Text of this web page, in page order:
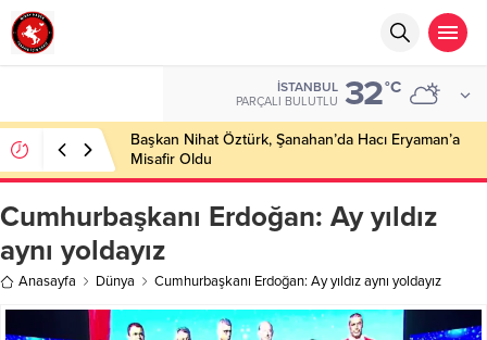
İSTANBUL
PARÇALI BULUTLU 32°C
Başkan Nihat Öztürk, Şanahan’da Hacı Eryaman’a
Misafir Oldu
Cumhurbaşkanı Erdoğan: Ay yıldız
aynı yoldayız
Anasayfa Dünya Cumhurbaşkanı Erdoğan: Ay yıldız aynı yoldayız